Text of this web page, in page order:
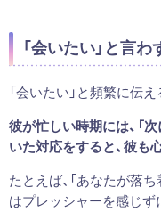
「会いたい」と言
「会いたい」と頻繁に伝
彼が忙しい時期には、「
いた対応をすると、彼も
たとえば、「あなたが落
はプレッシャーを感じず